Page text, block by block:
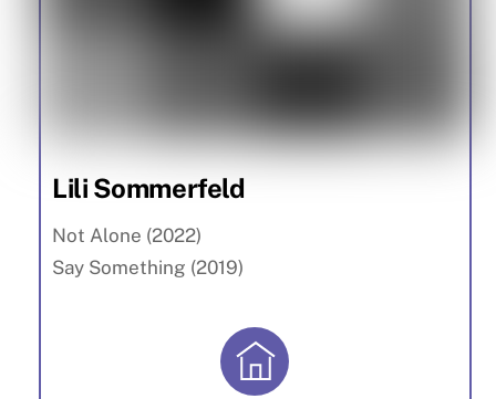
Lili Sommerfeld
Not Alone (2022)
Say Something (2019)